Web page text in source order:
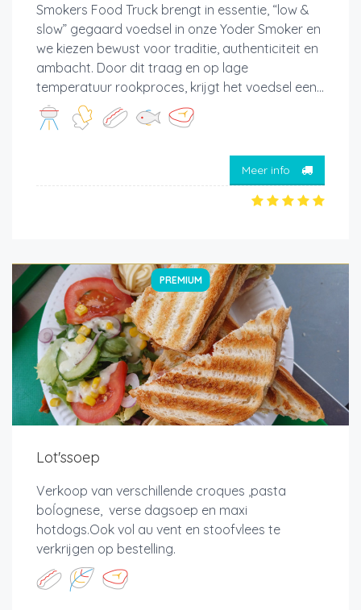
Smokers Food Truck brengt in essentie, “low &
slow” gegaard voedsel in onze Yoder Smoker en
we kiezen bewust voor traditie, authenticiteit en
ambacht. Door dit traag en op lage
temperatuur rookproces, krijgt het voedsel een...
Meer info
PREMIUM
Lot'ssoep
Verkoop van verschillende croques ,pasta
boĺognese, verse dagsoep en maxi
hotdogs.Ook vol au vent en stoofvlees te
verkrijgen op bestelling.